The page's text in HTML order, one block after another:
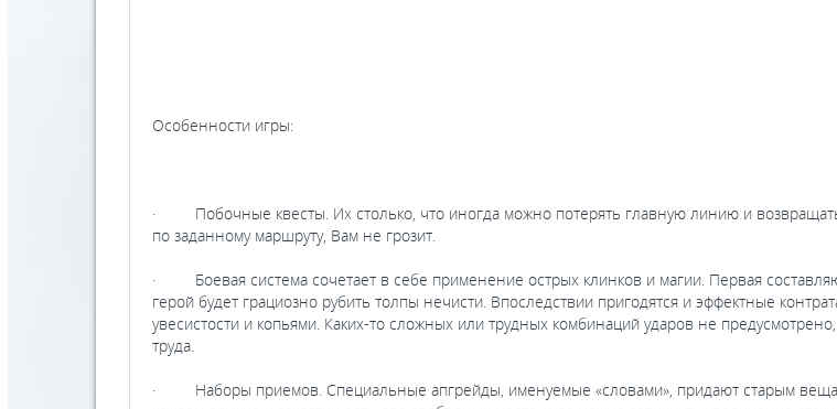
Особенности игры:
· Побочные квесты. Их столько, что иногда можно потерять главную линию и
по заданному маршруту, Вам не грозит.
· Боевая система сочетает в себе применение острых клинков и магии. Первая
герой будет грациозно рубить толпы нечисти. Впоследствии пригодятся и эффектные
увесистости и копьями. Каких-то сложных или трудных комбинаций ударов не
труда.
· Наборы приемов. Специальные апгрейды, именуемые «словами», придают старым